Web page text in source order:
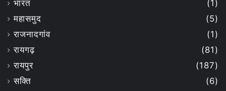
भारत
(1)
महासमुद
(5)
राजनादगांव
(1)
रायगढ़
(81)
रायपुर
(187)
सक्ति
(6)